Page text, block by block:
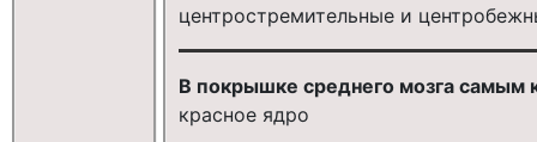
центростремительные и
В покрышке среднего мозга самым
красное ядро